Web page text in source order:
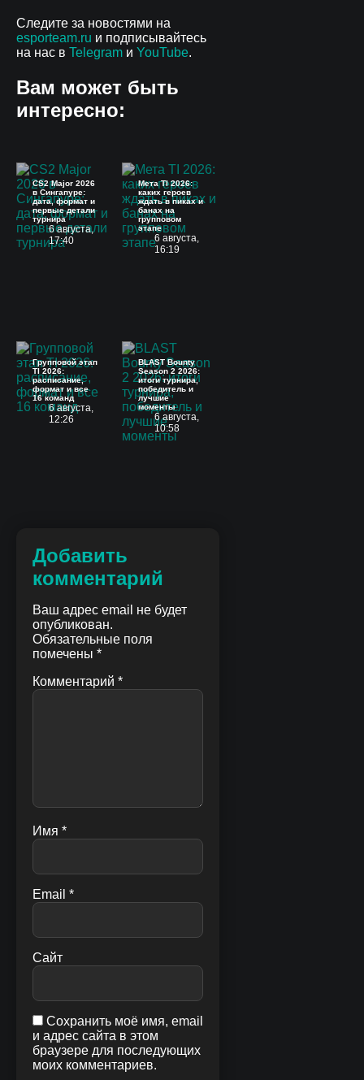
Следите за новостями на
esporteam.ru и подписывайтесь
на нас в Telegram и YouTube.
Вам может быть
интересно:
CS2 Major 2026
в Сингапуре:
дата, формат и
первые детали
турнира
6 августа,
17:40
Мета TI 2026:
каких героев
ждать в пиках и
банах на
групповом
этапе
6 августа,
16:19
Групповой этап
TI 2026:
расписание,
формат и все
16 команд
6 августа,
12:26
BLAST Bounty
Season 2 2026:
итоги турнира,
победитель и
лучшие
моменты
6 августа,
10:58
Добавить
комментарий
Ваш адрес email не будет
опубликован.
Обязательные поля
помечены *
Комментарий *
Имя *
Email *
Сайт
Сохранить моё имя, email
и адрес сайта в этом
браузере для последующих
моих комментариев.